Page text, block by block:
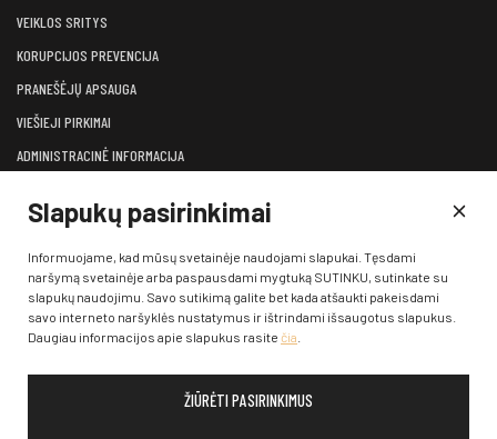
Slapukų pasirinkimai
Informuojame, kad mūsų svetainėje naudojami slapukai. Tęsdami
naršymą svetainėje arba paspausdami mygtuką SUTINKU, sutinkate su
slapukų naudojimu. Savo sutikimą galite bet kada atšaukti pakeisdami
savo interneto naršyklės nustatymus ir ištrindami išsaugotus slapukus.
Daugiau informacijos apie slapukus rasite čia
ŽIŪRĖTI PASIRINKIMUS
VEIKLOS SRITYS
KORUPCIJOS PREVENCIJA
PRANEŠĖJŲ APSAUGA
VIEŠIEJI PIRKIMAI
ADMINISTRACINĖ INFORMACIJA
ATVIRI DUOMENYS
KONSULTAVIMASIS SU VISUOMENE
KONTAKTAI